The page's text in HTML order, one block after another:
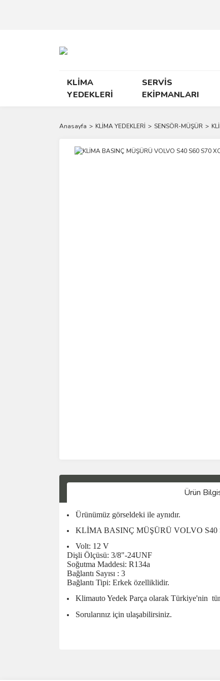
KLİMA
YEDEKLERİ
SERVİS
EKİPMANLARI
Anasayfa KLİMA YEDEKLERİ SENSÖR-MÜŞÜR
Ürün
Ürünümüz görseldeki ile aynıdır.
KLİMA BASINÇ MÜŞÜRÜ VOLVO S40
Volt: 12 V
Dişli Ölçüsü: 3/8"-24UNF
Soğutma Maddesi: R134a
Bağlantı Sayısı : 3
Bağlantı Tipi: Erkek özelliklidir.
Klimauto Yedek Parça olarak Türkiye'nin
Sorularınız için ulaşabilirsiniz.